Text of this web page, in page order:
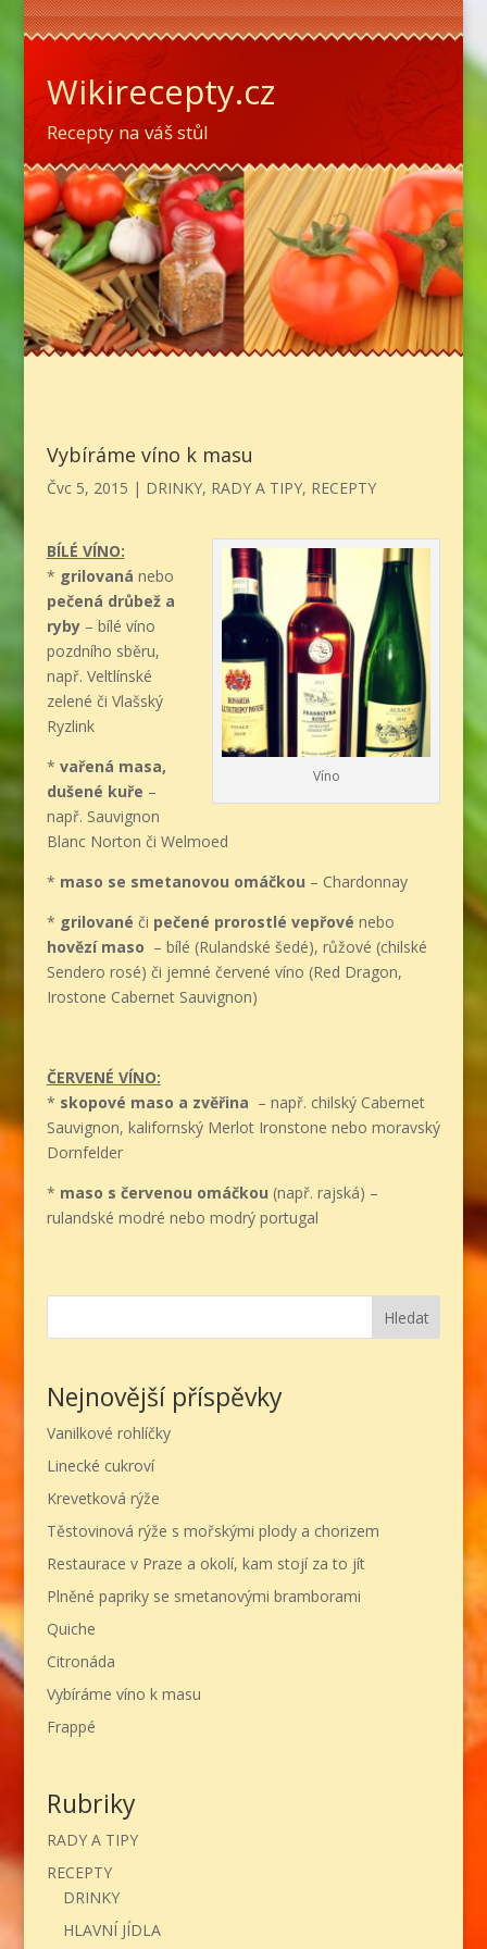
Wikirecepty.cz
Recepty na váš stůl
Vybíráme víno k masu
Čvc 5, 2015 | DRINKY, RADY A TIPY, RECEPTY
Víno
BÍLÉ VÍNO:
* grilovaná nebo
pečená drůbež a
ryby– bílé víno
pozdního sběru,
např. Veltlínské
zelené či Vlašský
Ryzlink
* vařená masa,
dušené kuře –
např. Sauvignon
Blanc Norton či Welmoed
* maso se smetanovou omáčkou – Chardonnay
* grilované či pečené prorostlé vepřové nebo
hovězí maso – bílé (Rulandské šedé), růžové (chilské
Sendero rosé) či jemné červené víno (Red Dragon,
Irostone Cabernet Sauvignon)
ČERVENÉ VÍNO:
* skopové maso a zvěřina – např. chilský Cabernet
Sauvignon, kalifornský Merlot Ironstone nebo moravský
Dornfelder
* maso s červenou omáčkou (např. rajská) –
rulandské modré nebo modrý portugal
Hledat
Nejnovější příspěvky
Vanilkové rohlíčky
Linecké cukroví
Krevetková rýže
Těstovinová rýže s mořskými plody a chorizem
Restaurace v Praze a okolí, kam stojí za to jít
Plněné papriky se smetanovými bramborami
Quiche
Citronáda
Vybíráme víno k masu
Frappé
Rubriky
RADY A TIPY
RECEPTY
DRINKY
HLAVNÍ JÍDLA